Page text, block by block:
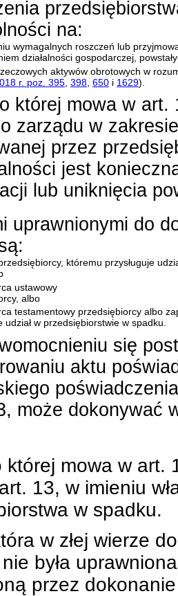
na:
wymagalnych roszczeń lub
działalności gospodarczej,
aktywów obrotowych w
r. poz. 395 398 650 i 1629)
której mowa w
zarządu w
przez
jest
lub uniknięcia
uprawnionymi do
któremu przysługuje
ustawowy
albo
testamentowy przedsiębiorcy albo
udział w przedsiębiorstwie w spadku.
się
aktu
może dokonywać
której mowa w art.
13, w imieniu
w spadku.
w złej wierze
była
przez